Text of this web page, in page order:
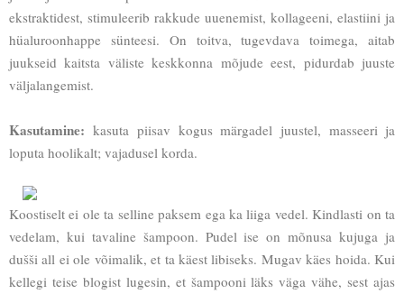
ekstraktidest, stimuleerib rakkude uuenemist, kollageeni, elastiini ja
hüaluroonhappe sünteesi. On toitva, tugevdava toimega, aitab
juukseid kaitsta väliste keskkonna mõjude eest, pidurdab juuste
väljalangemist.
Kasutamine: kasuta piisav kogus märgadel juustel, masseeri ja
loputa hoolikalt; vajadusel korda.
Koostiselt ei ole ta selline paksem ega ka liiga vedel. Kindlasti on ta
vedelam, kui tavaline šampoon. Pudel ise on mõnusa kujuga ja
dušši all ei ole võimalik, et ta käest libiseks. Mugav käes hoida. Kui
kellegi teise blogist lugesin, et šampooni läks väga vähe, sest ajas